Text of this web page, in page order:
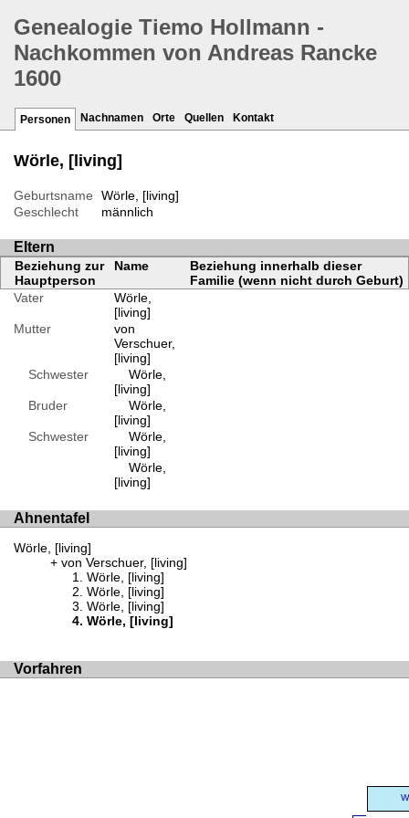
Genealogie Tiemo Hollmann -
Nachkommen von Andreas Rancke
1600
Personen Nachnamen Orte Quellen Kontakt
Wörle, [living]
Geburtsname
Wörle, [living]
Geschlecht
männlich
Eltern
Beziehung zur
Hauptperson
Name
Beziehung innerhalb dieser
Familie (wenn nicht durch Geburt)
Vater
Wörle,
[living]
Mutter
von
Verschuer,
[living]
Schwester
Wörle,
[living]
Bruder
Wörle,
[living]
Schwester
Wörle,
[living]
Wörle,
[living]
Ahnentafel
Wörle, [living]
von Verschuer, [living]
Wörle, [living]
Wörle, [living]
Wörle, [living]
Wörle, [living]
Vorfahren